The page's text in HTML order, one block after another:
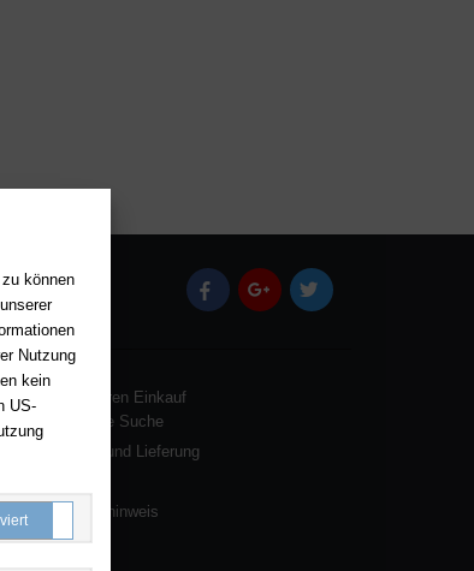
(öffnet in einem neuen Tab)
(öffnet in einem neuen Tab)
(öffnet in einem
Rund um Ihren Einkauf
Erweiterte Suche
Versand und Lieferung
Batterienhinweis
können
Nutzung
kein
US-